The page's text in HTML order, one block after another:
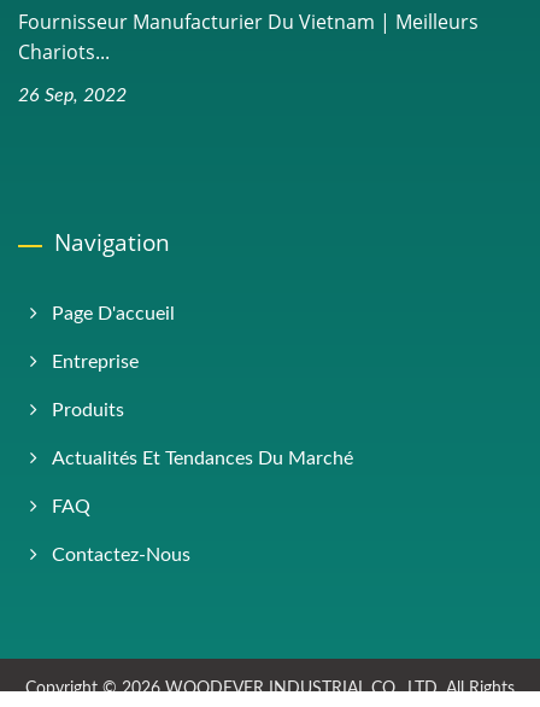
Fournisseur Manufacturier Du Vietnam | Meilleurs
Chariots...
26 Sep, 2022
Navigation
Page D'accueil
Entreprise
Produits
Actualités Et Tendances Du Marché
FAQ
Contactez-Nous
Copyright © 2026WOODEVER INDUSTRIAL CO., LTD.All Rights